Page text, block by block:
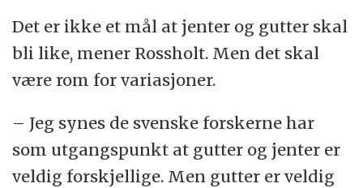
Det er ikke et mål at jenter og gutter skal
bli like, mener Rossholt. Men det skal
være rom for variasjoner.
– Jeg synes de svenske forskerne har
som utgangspunkt at gutter og jenter er
veldig forskjellige. Men gutter er veldig